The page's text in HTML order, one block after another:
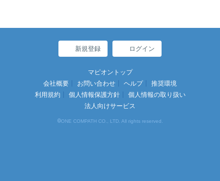
新規登録 ログイン
マピオントップ
会社概要
お問い合わせ ヘルプ
推奨環境
利用規約
個人情報保護方針
個人情報の取り扱い
法人向けサービス
©ONE COMPATH CO., LTD. All rights reserved.